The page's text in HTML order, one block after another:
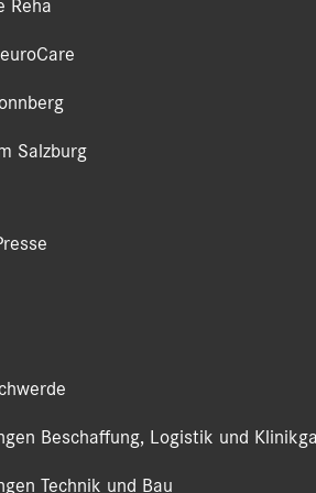
Reha
Salzburg
Beschaffung, Logistik und
Technik und Bau